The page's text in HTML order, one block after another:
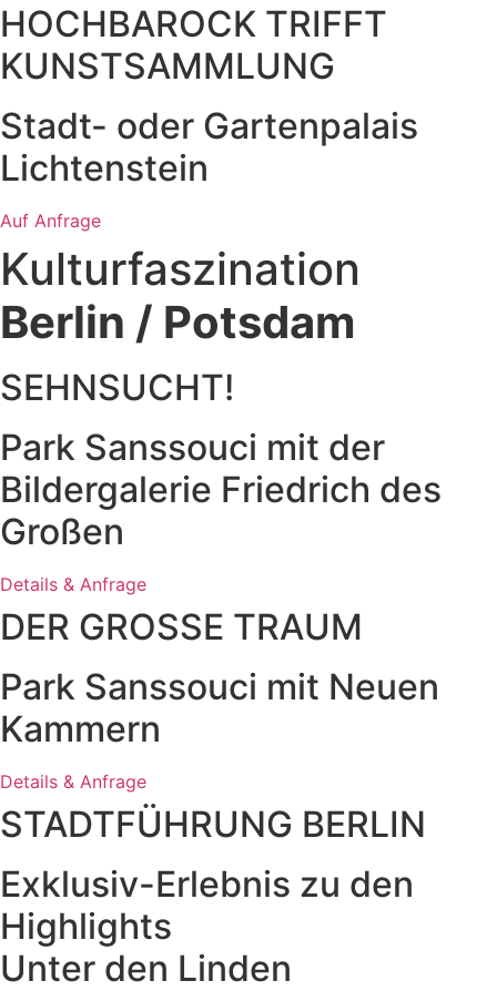
HOCHBAROCK TRIFFT
KUNSTSAMMLUNG
Stadt- oder Gartenpalais
Lichtenstein
Auf Anfrage
Kulturfaszination
Berlin / Potsdam
SEHNSUCHT!
Park Sanssouci mit der
Bildergalerie Friedrich des
Großen
Details & Anfrage
DER GROSSE TRAUM
Park Sanssouci mit Neuen
Kammern
Details & Anfrage
STADTFÜHRUNG BERLIN
Exklusiv-Erlebnis zu den
Highlights
Unter den Linden